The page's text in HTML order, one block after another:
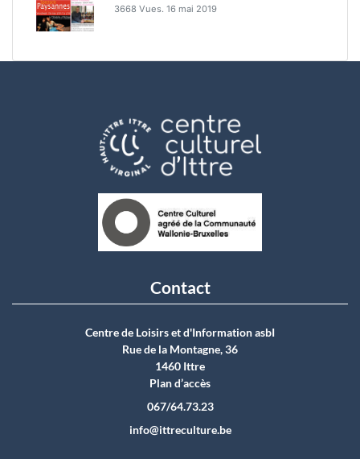
3668 Vues. 16 mai 2019
Contact
Centre de Loisirs et d'Information asbI
Rue de la Montagne, 36
1460 Ittre
Plan d’accès
067/64.73.23
info@ittreculture.be